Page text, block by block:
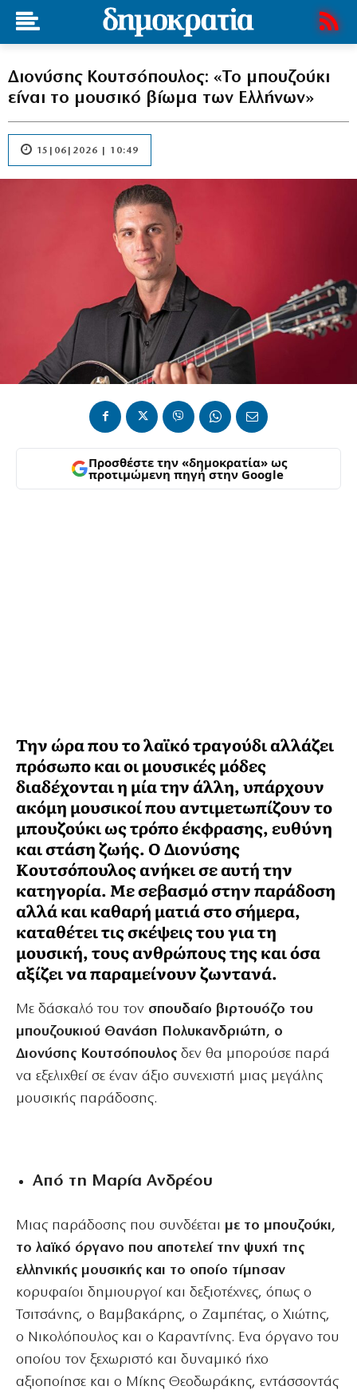
Διονύσης Κουτσόπουλος: «Το μπουζούκι
είναι το μουσικό βίωμα των Ελλήνων»
15|06|2026 | 10:49
Προσθέστε την «δημοκρατία» ως
προτιμώμενη πηγή στην Google
Την ώρα που το λαϊκό τραγούδι αλλάζει
πρόσωπο και οι μουσικές μόδες
διαδέχονται η μία την άλλη, υπάρχουν
ακόμη μουσικοί που αντιμετωπίζουν το
μπουζούκι ως τρόπο έκφρασης, ευθύνη
και στάση ζωής. Ο Διονύσης
Κουτσόπουλος ανήκει σε αυτή την
κατηγορία. Με σεβασμό στην παράδοση
αλλά και καθαρή ματιά στο σήμερα,
καταθέτει τις σκέψεις του για τη
μουσική, τους ανθρώπους της και όσα
αξίζει να παραμείνουν ζωντανά.
Mε δάσκαλό του τον σπουδαίο βιρτουόζο του
μπουζουκιού Θανάση Πολυκανδριώτη, ο
Διονύσης Κουτσόπουλος δεν θα μπορούσε παρά
να εξελιχθεί σε έναν άξιο συνεχιστή μιας μεγάλης
μουσικής παράδοσης.
Από τη Μαρία Ανδρέου
Μιας παράδοσης που συνδέεται με το μπουζούκι,
το λαϊκό όργανο που αποτελεί την ψυχή της
ελληνικής μουσικής και το οποίο τίμησαν
κορυφαίοι δημιουργοί και δεξιοτέχνες, όπως ο
Τσιτσάνης, ο Βαμβακάρης, ο Ζαμπέτας, ο Χιώτης,
ο Νικολόπουλος και ο Καραντίνης. Ενα όργανο του
οποίου τον ξεχωριστό και δυναμικό ήχο
αξιοποίησε και ο Μίκης Θεοδωράκης, εντάσσοντάς